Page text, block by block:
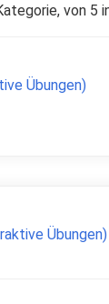
von 5
Übungen)
Übungen)